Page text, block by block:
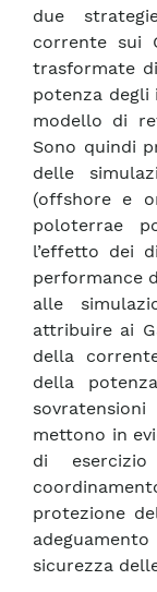
due
corrente sui
trasformate
potenza
modello di
Sono quindi
delle
(offshore e
poloterrae
l’effetto dei
performance
alle
attribuire ai
della
della
mettono in
di
protezione
sicurezza